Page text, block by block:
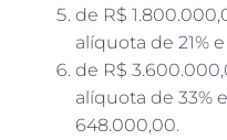
de R$
alíquota de 21%
de R$
alíquota de 33%
648.000,00.